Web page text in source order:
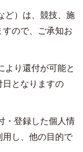
ど）は、競技、施
ので、ご承知お
より還付が可能と
日となりますの
・登録した個人情
し、他の目的で